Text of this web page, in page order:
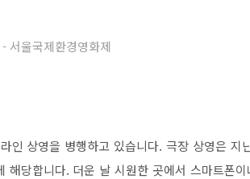
서울국제환경영화제
인 상영을 병행하고 있습니다. 극장 상영은 지
당합니다. 더운 날 시원한 곳에서 스마트폰